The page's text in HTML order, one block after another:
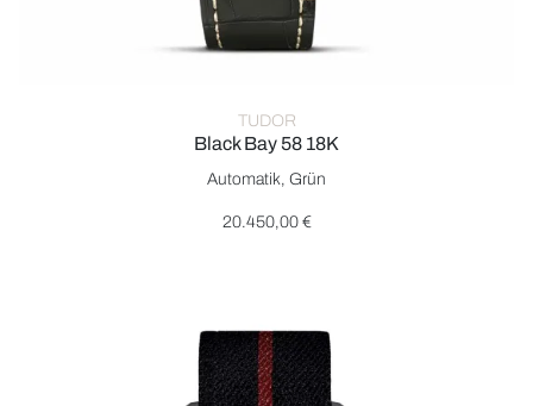
TUDOR
Black Bay 58 18K
TUDOR Black Bay 58 18K, Ref: M79018V-0001, Preis:
Automatik, Grün
20.450,00 €